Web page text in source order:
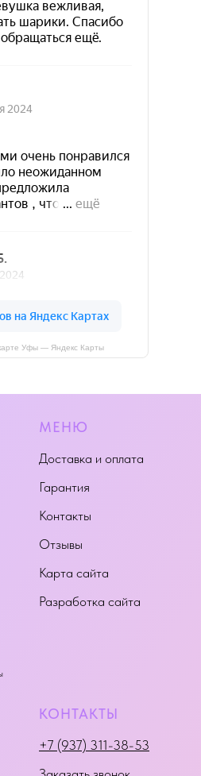
Уфы — Яндекс Карты
МЕНЮ
Доставка и оплата
Гарантия
Контакты
Отзывы
Карта сайта
Разработка сайта
КОНТАКТЫ
+7 (937) 311-38-53